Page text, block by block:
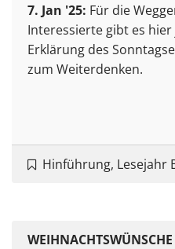
7. Jan '25: Für die
Interessierte gibt es
Erklärung des
zum Weiterdenken.
Hinführung, Lesejahr
WEIHNACHTSWÜNSCHE